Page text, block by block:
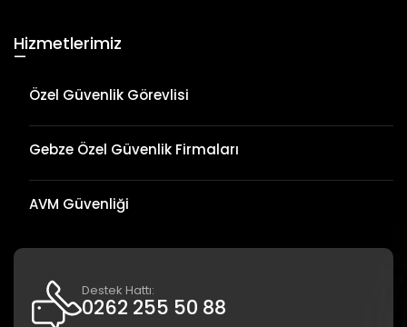
Hizmetlerimiz
—
Özel Güvenlik Görevlisi
Gebze Özel Güvenlik Firmaları
AVM Güvenliği
Destek Hattı:
0262 255 50 88